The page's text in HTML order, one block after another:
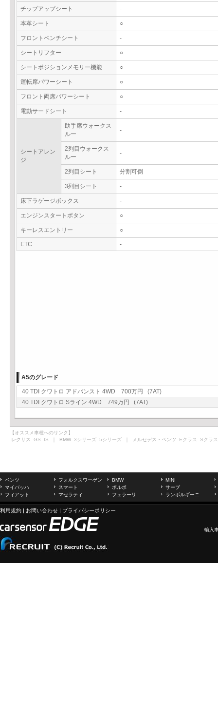
チップアップシート -
本革シート ○
フロントベンチシート -
シートリフター ○
シートポジションメモリー機能 ○
運転席パワーシート ○
フロント両席パワーシート ○
電動サードシート -
シートアレン
ジ
助手席ウォークス
ルー
-
2列目ウォークス
ルー
-
2列目シート 分割可倒
3列目シート -
床下ラゲージボックス -
エンジンスタートボタン ○
キーレスエントリー ○
ETC -
A5のグレード
40 TDI クワトロ アドバンスト 4WD 700万円 (7AT)
40 TDI クワトロ Sライン 4WD 749万円 (7AT)
【オススメ車種へのリンク】
レクサス GS IS ｜ BMW 3シリーズ 5シリーズ ｜ メルセデス・ベンツ Eクラス Sクラス
ベンツ フォルクスワーゲン BMW
MINI
マイバッハ
スマート ボルボ
サーブ
フィアット
マセラティ フェラーリ ランボルギーニ
利用規約 | お問い合わせ | プライバシーポリシー
輸入